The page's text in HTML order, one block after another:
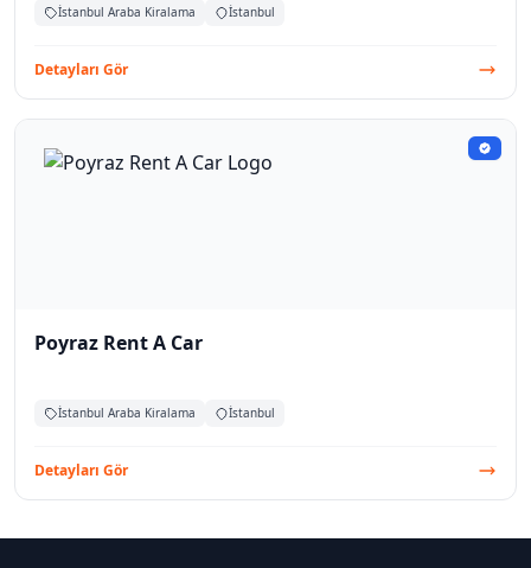
İstanbul Araba Kiralama İstanbul
Detayları Gör
Poyraz Rent A Car
İstanbul Araba Kiralama İstanbul
Detayları Gör